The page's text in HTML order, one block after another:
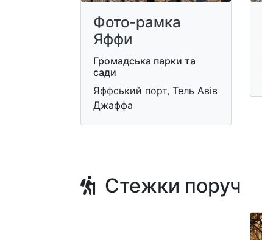
Фото-рамка
Яффи
Громадська парки та
сади
Яффський порт, Тель Авів
Джаффа
Стежки поруч